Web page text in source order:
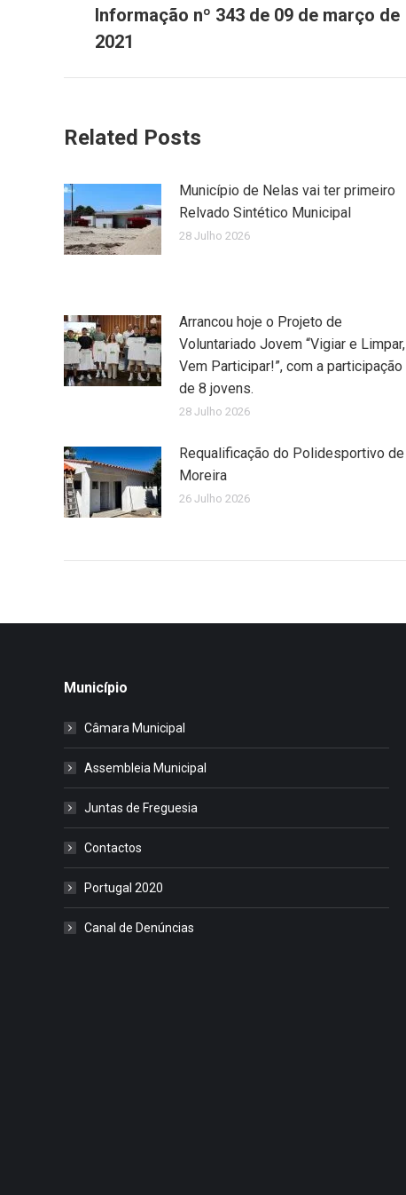
post:
Informação nº 343 de 09 de março de
2021
Related Posts
Município de Nelas vai ter primeiro
Relvado Sintético Municipal
28 Julho 2026
Arrancou hoje o Projeto de
Voluntariado Jovem “Vigiar e Limpar,
Vem Participar!”, com a participação
de 8 jovens.
28 Julho 2026
Requalificação do Polidesportivo de
Moreira
26 Julho 2026
Município
Câmara Municipal
Assembleia Municipal
Juntas de Freguesia
Contactos
Portugal 2020
Canal de Denúncias